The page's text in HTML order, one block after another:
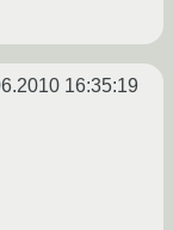
16:35:19